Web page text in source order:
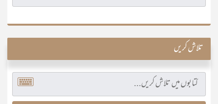
تلاش کریں